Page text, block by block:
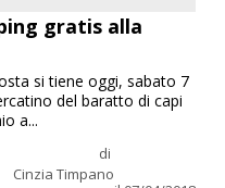
gratis alla
di
Cinzia Timpano
si tiene oggi, sabato 7
del baratto di capi
a...